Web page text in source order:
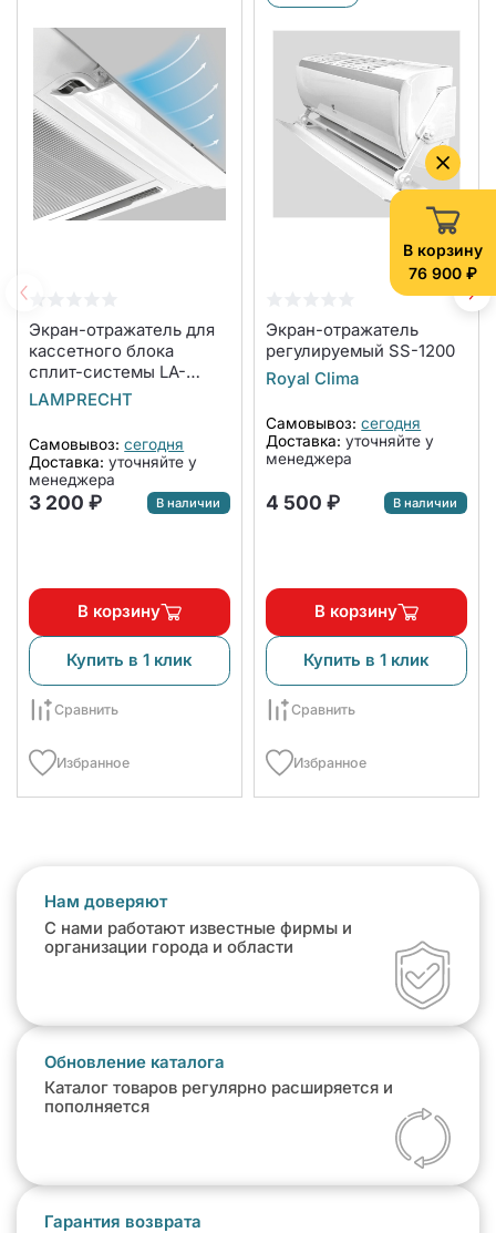
В корзину
76 900 ₽
Экран-отражатель для
кассетного блока
сплит-системы LA-
NW600-CA
LAMPRECHT
Самовывоз: сегодня
Доставка: уточняйте у
менеджера
3 200 ₽ В наличии
В корзину
Купить в 1 клик
Сравнить
Избранное
Экран-отражатель
регулируемый SS-1200
Royal Clima
Самовывоз: сегодня
Доставка: уточняйте у
менеджера
4 500 ₽ В наличии
В корзину
Купить в 1 клик
Сравнить
Избранное
Нам доверяют
С нами работают известные фирмы и
организации города и области
Обновление каталога
Каталог товаров регулярно расширяется и
пополняется
Гарантия возврата